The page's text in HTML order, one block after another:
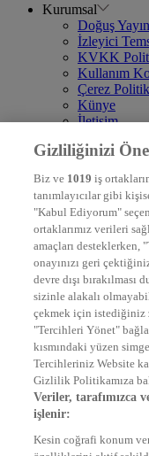
Kurumsal
Doğuş
İzleyici
KVKK
Kullanım
Çerez
Künye
İletişim
DYG
STAR
EURO
KRAL
DYG Radyolar
NTV
KRAL FM
KRAL POP
EKSEN
VOYAGE
DYG Dijital
ntv.com.tr
ntvspor.net
startv.com.tr
Gizliliğinizi
Biz ve 1019 iş
tanımlayıcılar gibi
"Kabul Ediyorum"
ortaklarımız verileri
amaçları desteklerken,
onayınızı geri
devre dışı
sizinle alakalı
çekmek için istediğiniz
"Tercihleri Yönet"
kısmındaki yüzen
Tercihleriniz Website
Gizlilik Politikamıza
Veriler, tarafımızca
işlenir:
Kesin coğrafi konum